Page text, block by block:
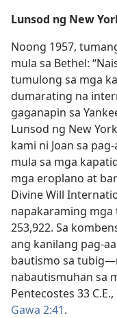
Lunsod ng New
Noong 1957,
mula sa Bethel:
tumulong sa mga
dumarating na
gaganapin sa
Lunsod ng New
kami ni Joan sa
mula sa mga
mga eroplano at
Divine Will
napakaraming mga
253,922. Sa
ang kanilang pag-
bautismo sa
nabautismuhan sa
Pentecostes 33
Gawa 2:41.